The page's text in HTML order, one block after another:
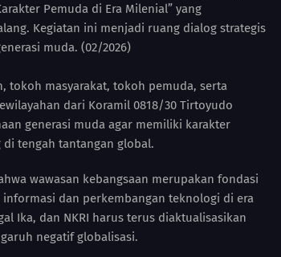
Pemuda di Era Milenial” yang
Kegiatan ini menjadi ruang dialog strategis
muda. (02/2026)
tokoh masyarakat, tokoh pemuda, serta
dari Koramil 0818/30 Tirtoyudo
generasi muda agar memiliki karakter
tengah tantangan global.
wawasan kebangsaan merupakan fondasi
dan perkembangan teknologi di era
Ika, dan NKRI harus terus diaktualisasikan
negatif globalisasi.